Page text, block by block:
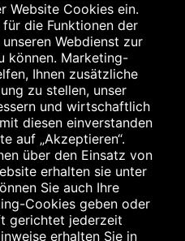
Der AEP ist keine
der Hersteller. Der AEP ist
gebrachter Preis für
in der Höhe dem für
zu dem eine
(z.B. bei Kindern unter 12
Der AEP ist der allgemeine
Kostenübernahme durch die
vor Abzug eines
§130 Abs. 1 SGB V.
Website Cookies ein.
die Funktionen der
Webdienst zur
können. Marketing-
Ihnen zusätzliche
zu stellen, unser
und wirtschaftlich
diesen einverstanden
auf „Akzeptieren“.
über den Einsatz von
erhalten sie unter
Sie auch Ihre
Cookies geben oder
gerichtet jederzeit
erhalten Sie in